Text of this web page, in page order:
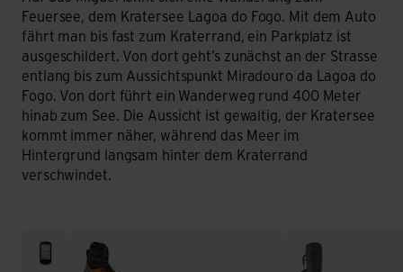
Feuersee, dem Kratersee Lagoa do Fogo. Mit dem Auto
fährt man bis fast zum Kraterrand, ein Parkplatz ist
ausgeschildert. Von dort geht’s zunächst an der Strasse
entlang bis zum Aussichtspunkt Miradouro da Lagoa do
Fogo. Von dort führt ein Wanderweg rund 400 Meter
hinab zum See. Die Aussicht ist gewaltig, der Kratersee
kommt immer näher, während das Meer im
Hintergrund langsam hinter dem Kraterrand
verschwindet.
GPS Wanderschuhe & Trekkingschuhe Wanderrucksäcke